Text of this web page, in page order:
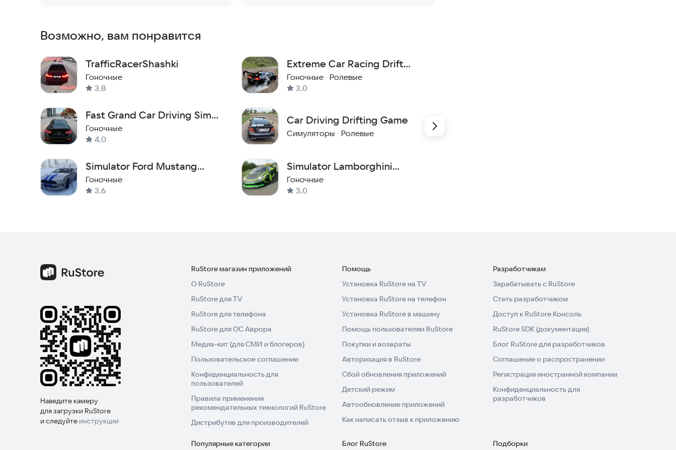
Возможно, вам понравится
TrafficRacerShashki
Гоночные
3,8
Fast Grand Car Driving Sim
3d
Гоночные
4,0
Simulator Ford Mustang
Driving
Гоночные
3,6
Extreme Car Racing Drift
Games
Гоночные · Ролевые
3,0
Car Driving Drifting Game
Симуляторы · Ролевые
Simulator Lamborghini
Huracan
Гоночные
3,0
Наведите камеру
для загрузки RuStore
и следуйте инструкции
RuStore магазин приложений
О RuStore
RuStore для TV
RuStore для телефона
RuStore для ОС Аврора
Медиа-кит (для СМИ и блогеров)
Пользовательское соглашение
Конфиденциальность для
пользователей
Правила применения
рекомендательных технологий RuStore
Дистрибутив для производителей
Помощь
Установка RuStore на TV
Установка RuStore на телефон
Установка RuStore в машину
Помощь пользователям RuStore
Покупки и возвраты
Авторизация в RuStore
Сбой обновления приложений
Детский режим
Автообновление приложений
Как написать отзыв к приложению
Разработчикам
Зарабатывать с RuStore
Стать разработчиком
Доступ к RuStore Консоль
RuStore SDK (документация)
Блог RuStore для разработчиков
Соглашение о распространении
Регистрация иностранной компании
Конфиденциальность для
разработчиков
Популярные категории Блог RuStore Подборки